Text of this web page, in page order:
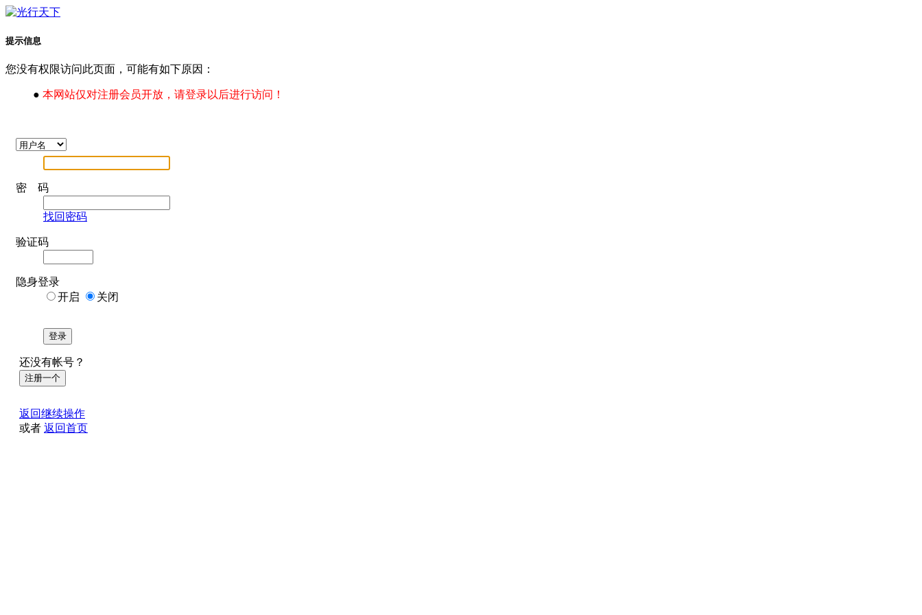
提示信息
您没有权限访问此页面，可能有如下原因：
● 本网站仅对注册会员开放，请登录以后进行访问！
密 码
找回密码
验证码
隐身登录
开启
关闭
登录
还没有帐号？
注册一个
返回继续操作
或者 返回首页